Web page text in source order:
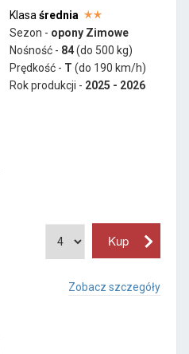
Klasa średnia
Sezon - opony Zimowe
Nośność - 84(do 500 kg)
Prędkość - T (do 190 km/h)
Rok produkcji - 2025 - 2026
Zobacz szczegóły